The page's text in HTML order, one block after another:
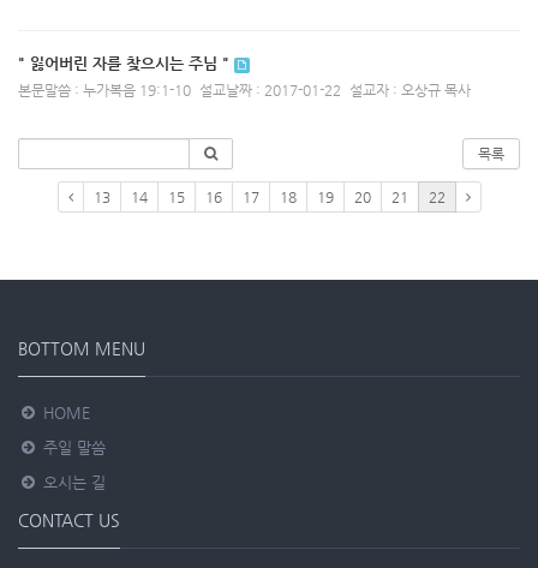
" 잃어버린 자를 찾으시는 주님 "
본문말씀 : 누가복음 19:1-10 설교날짜 : 2017-01-22 설교자 : 오상규 목사
목록
13 14 15 16 17 18 19 20 21 22
BOTTOM MENU
HOME
주일 말씀
오시는 길
CONTACT US